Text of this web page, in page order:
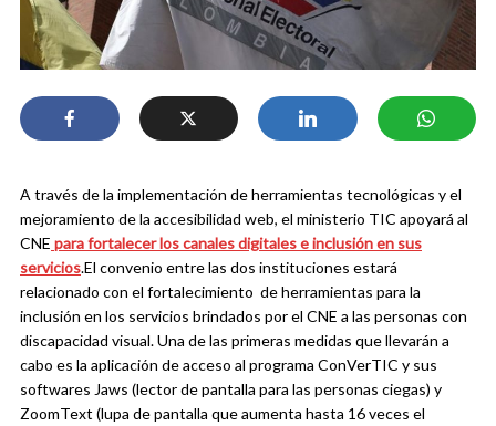
A través de la implementación de herramientas tecnológicas y el
mejoramiento de la accesibilidad web, el ministerio TIC apoyará al
CNE para fortalecer los canales digitales e inclusión en sus
servicios.El convenio entre las dos instituciones estará
relacionado con el fortalecimiento de herramientas para la
inclusión en los servicios brindados por el CNE a las personas con
discapacidad visual.Una de las primeras medidas que llevarán a
cabo es la aplicación de acceso al programa ConVerTIC y sus
softwares Jaws (lector de pantalla para las personas ciegas) y
ZoomText (lupa de pantalla que aumenta hasta 16 veces el